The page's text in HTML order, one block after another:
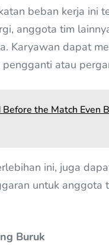
beban kerja ini
anggota tim
Karyawan dapat
atau
the Match Even
ini, juga
untuk anggota
Buruk